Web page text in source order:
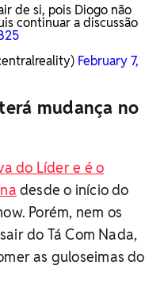
de si, pois Diogo não
continuar a discussão
February 7,
mudança no
do Líder e é o
desde o início do
Porém, nem os
do Tá Com Nada,
as guloseimas do